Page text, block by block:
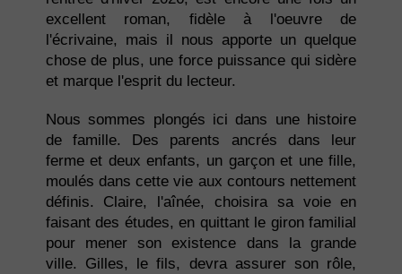
excellent roman, fidèle à l'oeuvre de
l'écrivaine, mais il nous apporte un quelque
chose de plus, une force puissance qui sidère
et marque l'esprit du lecteur.
Nous sommes plongés ici dans une histoire
de famille. Des parents ancrés dans leur
ferme et deux enfants, un garçon et une fille,
moulés dans cette vie aux contours nettement
définis. Claire, l'aînée, choisira sa voie en
faisant des études, en quittant le giron familial
pour mener son existence dans la grande
ville. Gilles, le fils, devra assurer son rôle,